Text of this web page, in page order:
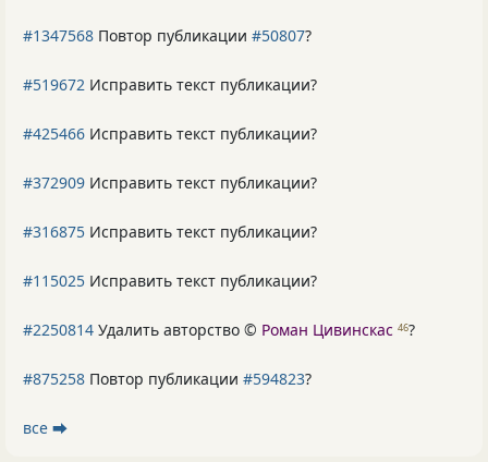
#1347568 Повтор публикации #50807?
#519672 Исправить текст публикации?
#425466 Исправить текст публикации?
#372909 Исправить текст публикации?
#316875 Исправить текст публикации?
#115025 Исправить текст публикации?
#2250814 Удалить авторство © Роман Цивинскас 46?
#875258 Повтор публикации #594823?
все ⮕